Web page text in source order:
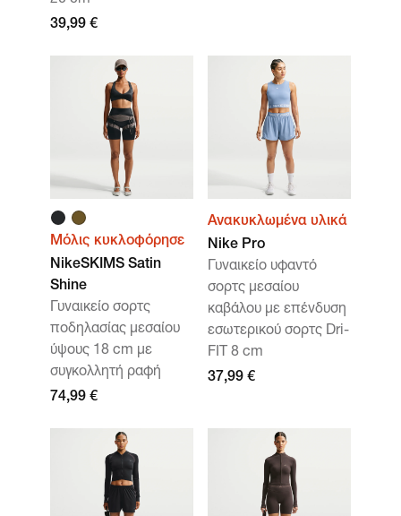
39,99 €
Μόλις κυκλοφόρησε
NikeSKIMS Satin
Shine
Γυναικείο σορτς
ποδηλασίας μεσαίου
ύψους 18 cm με
συγκολλητή ραφή
74,99 €
Ανακυκλωμένα υλικά
Nike Pro
Γυναικείο υφαντό
σορτς μεσαίου
καβάλου με επένδυση
εσωτερικού σορτς Dri-
FIT 8 cm
37,99 €